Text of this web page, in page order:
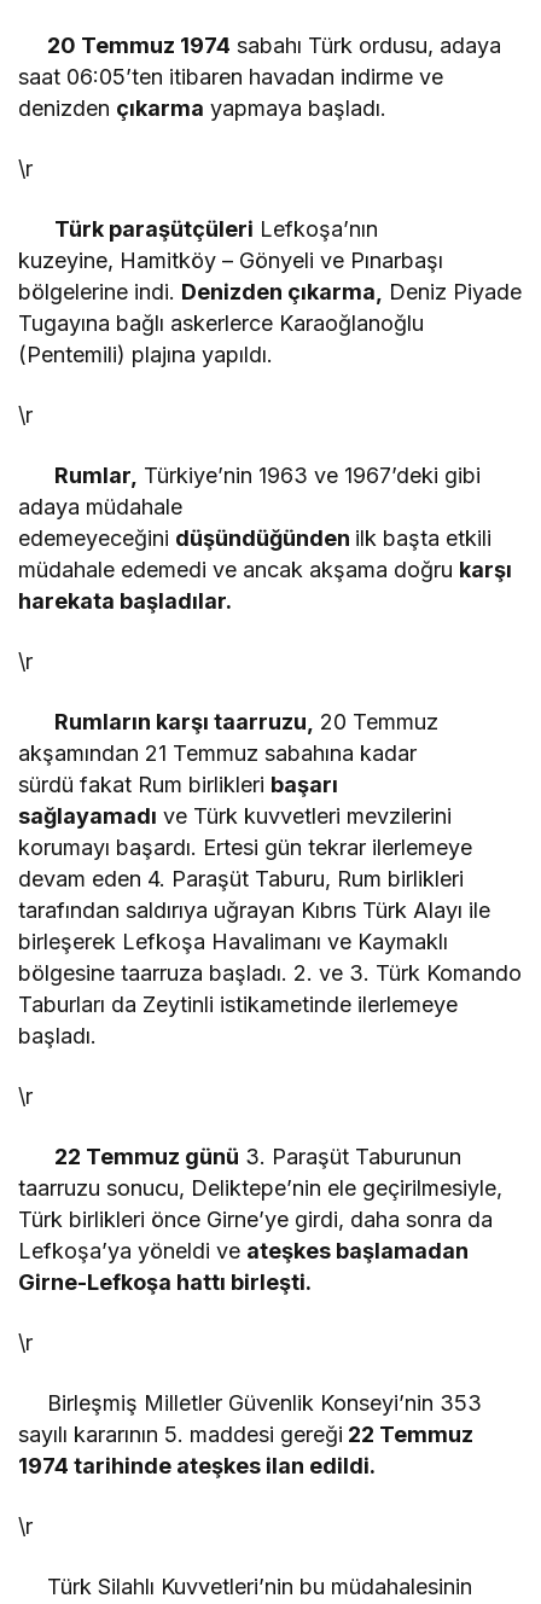
"Savruk düşünceler"
RECAİ ÇEVİK
"Şiir hırsızı(*)"
20 Temmuz 1974 sabahı Türk ordusu, adaya
saat 06:05’ten itibaren havadan indirme ve
denizden çıkarma yapmaya başladı.
\r
Türk paraşütçüleri Lefkoşa’nın
kuzeyine, Hamitköy – Gönyeli ve Pınarbaşı
bölgelerine indi. Denizden çıkarma,
Deniz Piyade
Tugayına bağlı askerlerce Karaoğlanoğlu
(Pentemili) plajına yapıldı.
\r
Rumlar, Türkiye’nin 1963 ve 1967’deki gibi
adaya müdahale
edemeyeceğini düşündüğünden ilk başta etkili
müdahale edemedi ve ancak akşama doğru karşı
harekata başladılar.
\r
Rumların karşı taarruzu,
20 Temmuz
akşamından 21 Temmuz sabahına kadar
sürdü fakat Rum birlikleri başarı
sağlayamadı ve Türk kuvvetleri mevzilerini
korumayı başardı. Ertesi gün tekrar ilerlemeye
devam eden 4. Paraşüt Taburu, Rum birlikleri
tarafından saldırıya uğrayan Kıbrıs Türk Alayı ile
birleşerek Lefkoşa Havalimanı ve Kaymaklı
bölgesine taarruza başladı. 2. ve 3. Türk Komando
Taburları da Zeytinli istikametinde ilerlemeye
başladı.
\r
22 Temmuz günü 3. Paraşüt Taburunun
taarruzu sonucu, Deliktepe’nin ele geçirilmesiyle,
Türk birlikleri önce Girne’ye girdi, daha sonra da
Lefkoşa’ya yöneldi ve ateşkes başlamadan
Girne-Lefkoşa hattı birleşti.
\r
Birleşmiş Milletler Güvenlik Konseyi’nin 353
sayılı kararının 5. maddesi gereği 22 Temmuz
1974 tarihinde ateşkes ilan edildi.
\r
Türk Silahlı Kuvvetleri’nin bu müdahalesinin